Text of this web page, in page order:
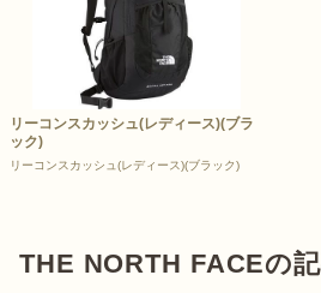
リーコンスカッシュ(レディース)(ブラ
ック)
リーコンスカッシュ(レディース)(ブラック)
THE NORTH FACEの